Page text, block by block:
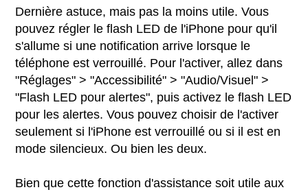
Dernière astuce, mais pas la moins utile. Vous
pouvez régler le flash LED de l'iPhone pour qu'il
s'allume si une notification arrive lorsque le
téléphone est verrouillé. Pour l'activer, allez dans
"Réglages" > "Accessibilité" > "Audio/Visuel" >
"Flash LED pour alertes", puis activez le flash LED
pour les alertes. Vous pouvez choisir de l'activer
seulement si l'iPhone est verrouillé ou si il est en
mode silencieux. Ou bien les deux.
Bien que cette fonction d'assistance soit utile aux